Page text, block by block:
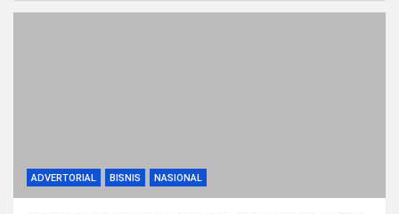
ADVERTORIAL BISNIS NASIONAL